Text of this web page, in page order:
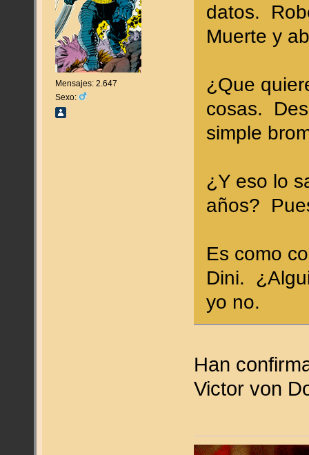
Mensajes: 2.647
Sexo:
datos.
Muerte y
¿Que
cosas.
simple
¿Y eso lo
años?
Es como
Dini.
yo no.
Han
Victor von